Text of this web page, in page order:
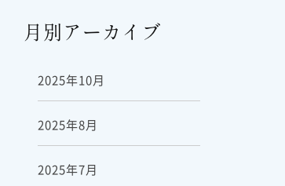
月別アーカイブ
2025年10月
2025年8月
2025年7月